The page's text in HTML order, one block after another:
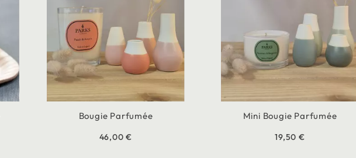
Bougie Parfumée
46,00 €
Mini Bougie Parfumée
19,50 €